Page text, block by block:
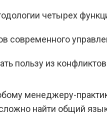
четырех
современного
пользу из
менеджеру-
найти общий